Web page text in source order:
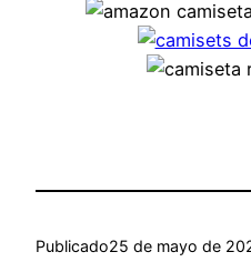
Publicado25 de mayo de